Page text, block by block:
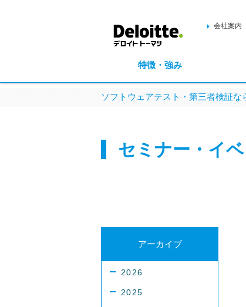
会社案内
特徴・強み
ソフトウェアテスト・第三者検証
セミナー・イ
アーカイブ
2026
2025